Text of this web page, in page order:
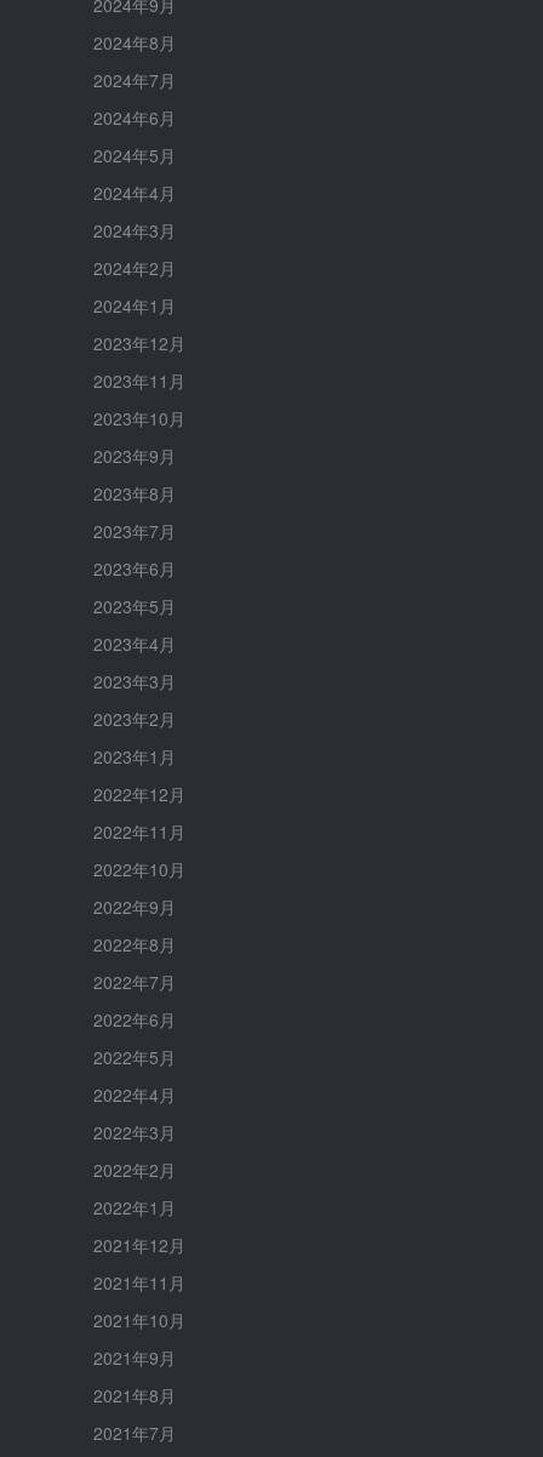
2024年9月
2024年8月
2024年7月
2024年6月
2024年5月
2024年4月
2024年3月
2024年2月
2024年1月
2023年12月
2023年11月
2023年10月
2023年9月
2023年8月
2023年7月
2023年6月
2023年5月
2023年4月
2023年3月
2023年2月
2023年1月
2022年12月
2022年11月
2022年10月
2022年9月
2022年8月
2022年7月
2022年6月
2022年5月
2022年4月
2022年3月
2022年2月
2022年1月
2021年12月
2021年11月
2021年10月
2021年9月
2021年8月
2021年7月